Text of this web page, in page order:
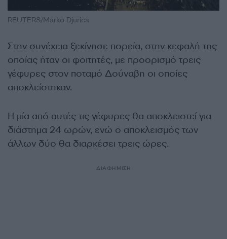
REUTERS/Marko Djurica
Στην συνέχεια ξεκίνησε πορεία, στην κεφαλή της
οποίας ήταν οι φοιτητές, με προορισμό τρεις
γέφυρες στον ποταμό Δούναβη οι οποίες
αποκλείστηκαν.
Η μία από αυτές τις γέφυρες θα αποκλειστεί για
διάστημα 24 ωρών, ενώ ο αποκλεισμός των
άλλων δύο θα διαρκέσει τρεις ώρες.
ΔΙΑΦΗΜΙΣΗ